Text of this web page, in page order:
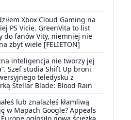
Xbox Cloud Gaming na
PS Vicie. GreenVita to list
do fanów Vity, niemniej nie
zbyt wiele [FELIETON]
inteligencja nie tworzy jej
Szef studia Shift Up broni
teledysku z
Stellar Blade: Blood Rain
lub znalazłeś kłamliwą
w Mapach Google? Appeals